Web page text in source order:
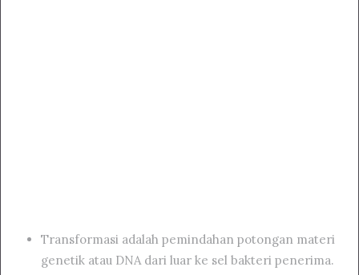
Transformasi adalah pemindahan potongan materi
genetik atau DNA dari luar ke sel bakteri penerima.